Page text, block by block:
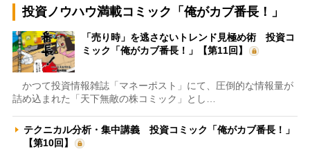
投資ノウハウ満載コミック「俺がカブ番長！」
「売り時」を逃さないトレンド見極め術 投資コ
ミック「俺がカブ番長！」【第11回】
かつて投資情報雑誌「マネーポスト」にて、圧倒的な情報量が
詰め込まれた「天下無敵の株コミック」とし…
テクニカル分析・集中講義 投資コミック「俺がカブ番長！」
【第10回】